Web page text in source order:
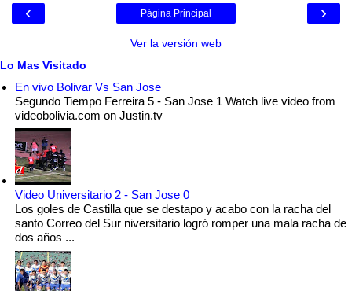
‹ ›
Página Principal
Ver la versión web
Lo Mas Visitado
En vivo Bolivar Vs San Jose
Segundo Tiempo Ferreira 5 - San Jose 1 Watch live video from
videobolivia.com on Justin.tv
Video Universitario 2 - San Jose 0
Los goles de Castilla que se destapo y acabo con la racha del
santo Correo del Sur niversitario logró romper una mala racha de
dos años ...